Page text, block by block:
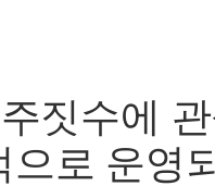
짓수에
으로 운영